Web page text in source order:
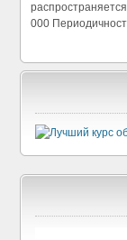
000